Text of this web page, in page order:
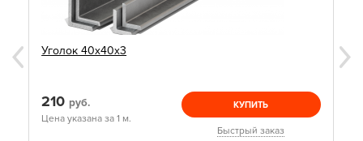
Уголок 40х40х3
210 руб.
Цена указана за 1 м.
КУПИТЬ
Быстрый заказ